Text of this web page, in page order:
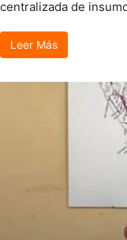
centralizada de
Leer Más